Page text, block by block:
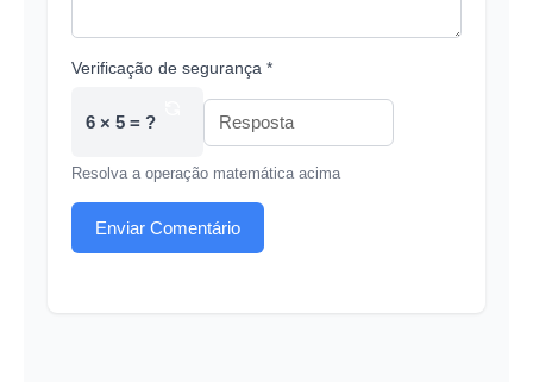
Verificação de segurança *
6 × 5 = ?
Resolva a operação matemática acima
Enviar Comentário